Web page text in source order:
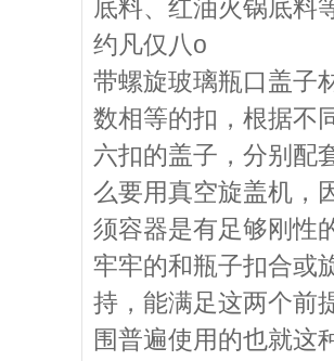
底料、红油火锅底料
约凡仅八o
带螺旋玻璃瓶口盖子
数相等的扣，根据不
六扣的盖子，分别配
么要用真空旋盖机，
须容器是有足够刚性
牢牢的和瓶子扣合或
持，能满足这两个前
围普遍使用的也就这